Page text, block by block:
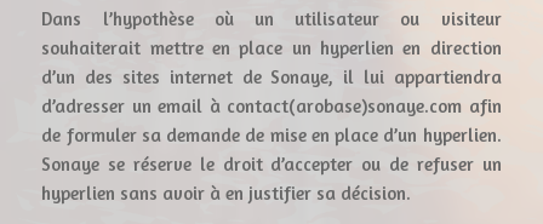
Dans l’hypothèse où un utilisateur ou visiteur
souhaiterait mettre en place un hyperlien en direction
d’un des sites internet de Sonaye, il lui appartiendra
d’adresser un email à contact(arobase)sonaye.com afin
de formuler sa demande de mise en place d’un hyperlien.
Sonaye se réserve le droit d’accepter ou de refuser un
hyperlien sans avoir à en justifier sa décision.